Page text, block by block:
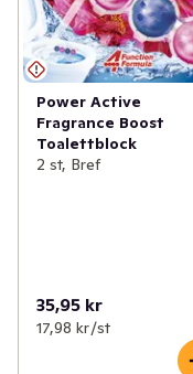
Power Active
Fragrance Boost
Toalettblock
2 st, Bref
35,95 kr
17,98 kr /st